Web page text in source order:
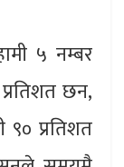
५ नम्बर
छन,
९० प्रतिशत